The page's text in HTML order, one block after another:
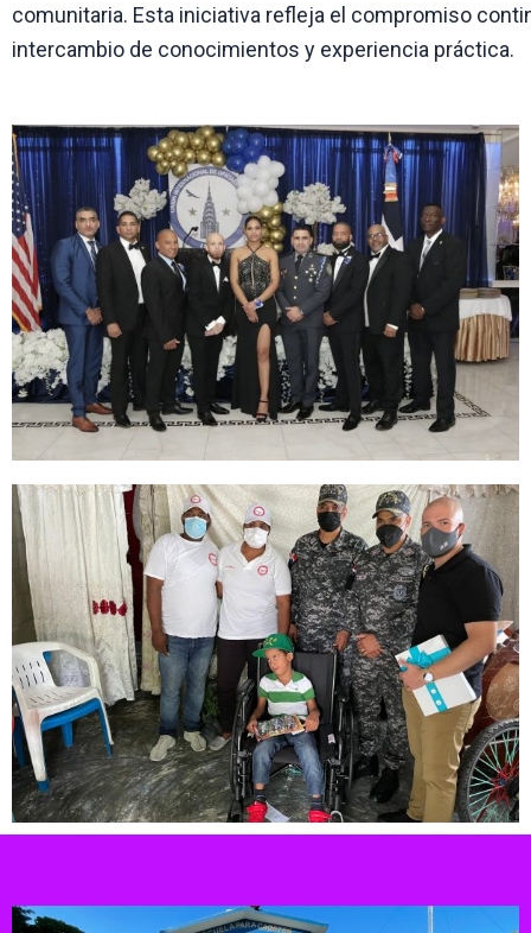
comunitaria. Esta iniciativa refleja el compromiso
intercambio de conocimientos y experiencia práctica.